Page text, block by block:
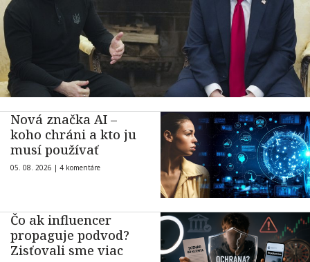
Nová značka AI –
koho chráni a kto ju
musí používať
05. 08. 2026 | 4 komentáre
Čo ak influencer
propaguje podvod?
Zisťovali sme viac